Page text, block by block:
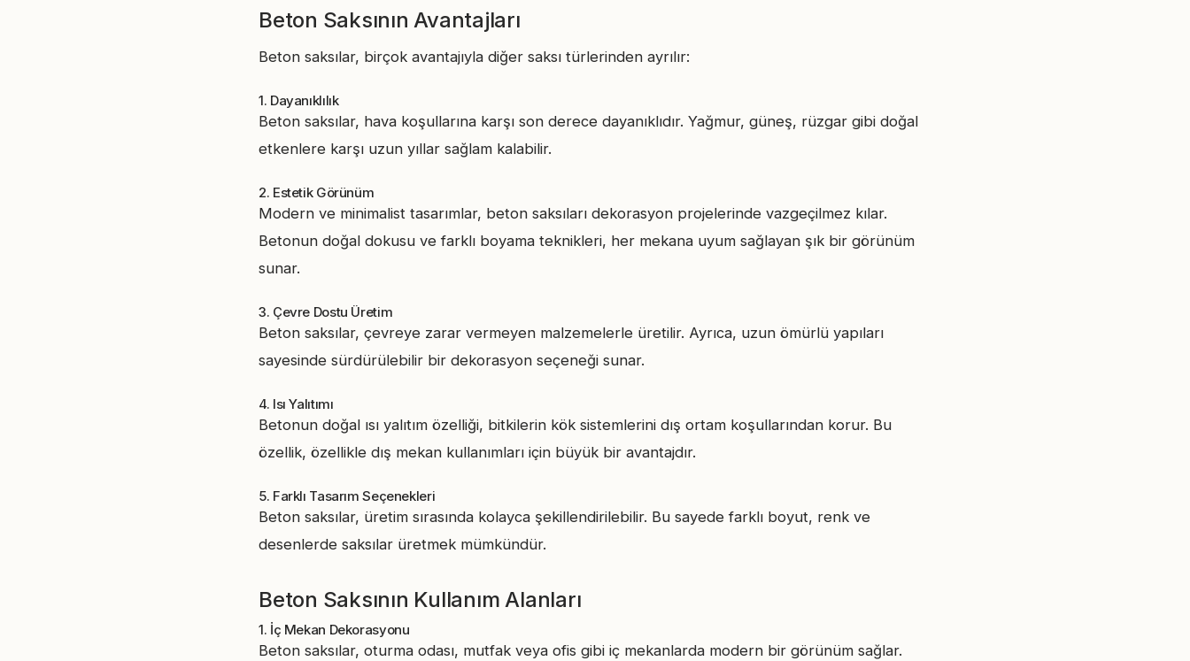
Beton Saksının Avantajları
Beton saksılar, birçok avantajıyla diğer saksı türlerinden ayrılır:
1. Dayanıklılık
Beton saksılar, hava koşullarına karşı son derece dayanıklıdır. Yağmur, güneş, rüzgar gibi doğal
etkenlere karşı uzun yıllar sağlam kalabilir.
2. Estetik Görünüm
Modern ve minimalist tasarımlar, beton saksıları dekorasyon projelerinde vazgeçilmez kılar.
Betonun doğal dokusu ve farklı boyama teknikleri, her mekana uyum sağlayan şık bir görünüm
sunar.
3. Çevre Dostu Üretim
Beton saksılar, çevreye zarar vermeyen malzemelerle üretilir. Ayrıca, uzun ömürlü yapıları
sayesinde sürdürülebilir bir dekorasyon seçeneği sunar.
4. Isı Yalıtımı
Betonun doğal ısı yalıtım özelliği, bitkilerin kök sistemlerini dış ortam koşullarından korur. Bu
özellik, özellikle dış mekan kullanımları için büyük bir avantajdır.
5. Farklı Tasarım Seçenekleri
Beton saksılar, üretim sırasında kolayca şekillendirilebilir. Bu sayede farklı boyut, renk ve
desenlerde saksılar üretmek mümkündür.
Beton Saksının Kullanım Alanları
1. İç Mekan Dekorasyonu
Beton saksılar, oturma odası, mutfak veya ofis gibi iç mekanlarda modern bir görünüm sağlar.